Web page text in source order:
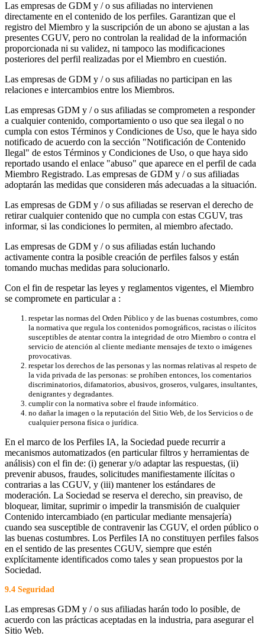
Las empresas de GDM y / o sus afiliadas no intervienen
directamente en el contenido de los perfiles. Garantizan que el
registro del Miembro y la suscripción de un abono se ajustan a las
presentes CGUV, pero no controlan la realidad de la información
proporcionada ni su validez, ni tampoco las modificaciones
posteriores del perfil realizadas por el Miembro en cuestión.
Las empresas de GDM y / o sus afiliadas no participan en las
relaciones e intercambios entre los Miembros.
Las empresas GDM y / o sus afiliadas se comprometen a responder
a cualquier contenido, comportamiento o uso que sea ilegal o no
cumpla con estos Términos y Condiciones de Uso, que le haya sido
notificado de acuerdo con la sección "Notificación de Contenido
Ilegal" de estos Términos y Condiciones de Uso, o que haya sido
reportado usando el enlace "abuso" que aparece en el perfil de cada
Miembro Registrado. Las empresas de GDM y / o sus afiliadas
adoptarán las medidas que consideren más adecuadas a la situación.
Las empresas de GDM y / o sus afiliadas se reservan el derecho de
retirar cualquier contenido que no cumpla con estas CGUV, tras
informar, si las condiciones lo permiten, al miembro afectado.
Las empresas de GDM y / o sus afiliadas están luchando
activamente contra la posible creación de perfiles falsos y están
tomando muchas medidas para solucionarlo.
Con el fin de respetar las leyes y reglamentos vigentes, el Miembro
se compromete en particular a :
respetar las normas del Orden Público y de las buenas costumbres, como
la normativa que regula los contenidos pornográficos, racistas o ilícitos
susceptibles de atentar contra la integridad de otro Miembro o contra el
servicio de atención al cliente mediante mensajes de texto o imágenes
provocativas.
respetar los derechos de las personas y las normas relativas al respeto de
la vida privada de las personas: se prohíben entonces, los comentarios
discriminatorios, difamatorios, abusivos, groseros, vulgares, insultantes,
denigrantes y degradantes.
cumplir con la normativa sobre el fraude informático.
no dañar la imagen o la reputación del Sitio Web, de los Servicios o de
cualquier persona física o jurídica.
En el marco de los Perfiles IA, la Sociedad puede recurrir a
mecanismos automatizados (en particular filtros y herramientas de
análisis) con el fin de: (i) generar y/o adaptar las respuestas, (ii)
prevenir abusos, fraudes, solicitudes manifiestamente ilícitas o
contrarias a las CGUV, y (iii) mantener los estándares de
moderación. La Sociedad se reserva el derecho, sin preaviso, de
bloquear, limitar, suprimir o impedir la transmisión de cualquier
Contenido intercambiado (en particular mediante mensajería)
cuando sea susceptible de contravenir las CGUV, el orden público o
las buenas costumbres. Los Perfiles IA no constituyen perfiles falsos
en el sentido de las presentes CGUV, siempre que estén
explícitamente identificados como tales y sean propuestos por la
Sociedad.
9.4 Seguridad
Las empresas GDM y / o sus afiliadas harán todo lo posible, de
acuerdo con las prácticas aceptadas en la industria, para asegurar el
Sitio Web.